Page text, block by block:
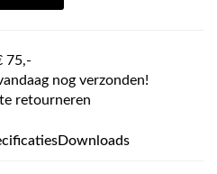
75,-
nog verzonden!
retourneren
Downloads